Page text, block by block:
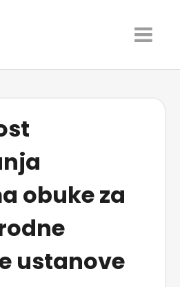
obuke za
ustanove